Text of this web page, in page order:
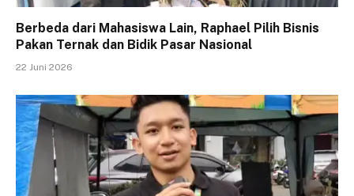
Berbeda dari Mahasiswa Lain, Raphael Pilih Bisnis
Pakan Ternak dan Bidik Pasar Nasional
22 Juni 2026